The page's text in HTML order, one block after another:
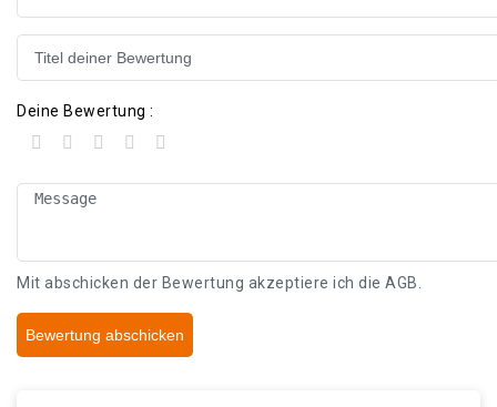
Deine Bewertung :
Mit abschicken der Bewertung akzeptiere ich die AGB
Bewertung abschicken